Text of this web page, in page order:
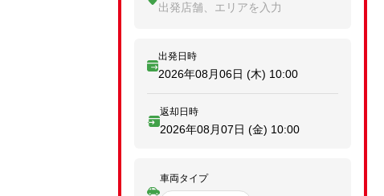
出発店舗、エリアを入力
出発日時
2026年08月06日 (木) 10:00
返却日時
2026年08月07日 (金) 10:00
車両タイプ